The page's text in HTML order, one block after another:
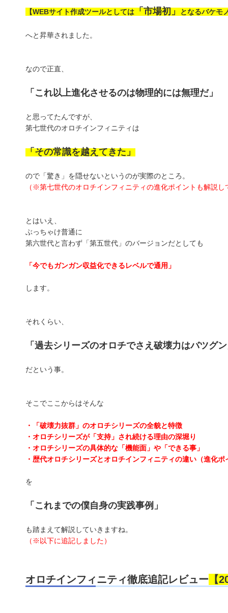
【WEBサイト作成ツールとしては 「市場初」 となるバケモ
へと昇華されました。
なので正直、
「これ以上進化させるのは物理的には無理だ」
と思ってたんですが、
第七世代のオロチインフィニティは
「その常識を越えてきた」
ので「驚き」を隠せないというのが実際のところ。
（※第七世代のオロチインフィニティの進化ポイントも解説し
とはいえ、
ぶっちゃけ普通に
第六世代と言わず「第五世代」のバージョンだとしても
「今でもガンガン収益化できるレベルで通用」
します。
それくらい、
「過去シリーズのオロチでさえ破壊力はバツグ
だという事。
そこでここからはそんな
・「破壊力抜群」のオロチシリーズの全貌と特徴
・オロチシリーズが「支持」され続ける理由の深堀り
・オロチシリーズの具体的な「機能面」や「できる事」
・歴代オロチシリーズとオロチインフィニティの違い（進化ポ
を
「これまでの僕自身の実践事例」
も踏まえて解説していきますね。
（※以下に追記しました）
オロチインフィニティ徹底追記レビュー 【